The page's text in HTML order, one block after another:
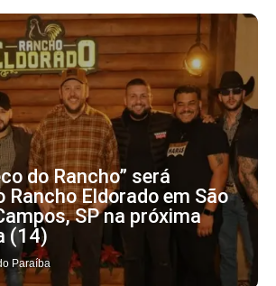
do Rancho” será
Rancho Eldorado em São
SP na próxima
(14)
Paraíba